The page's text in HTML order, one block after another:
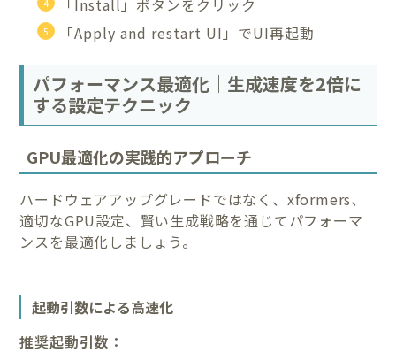
「Install」ボタンをクリック
「Apply and restart UI」でUI再起動
パフォーマンス最適化｜生成速度を2倍に
する設定テクニック
GPU最適化の実践的アプローチ
ハードウェアアップグレードではなく、xformers、
適切なGPU設定、賢い生成戦略を通じてパフォーマ
ンスを最適化しましょう。
起動引数による高速化
推奨起動引数：